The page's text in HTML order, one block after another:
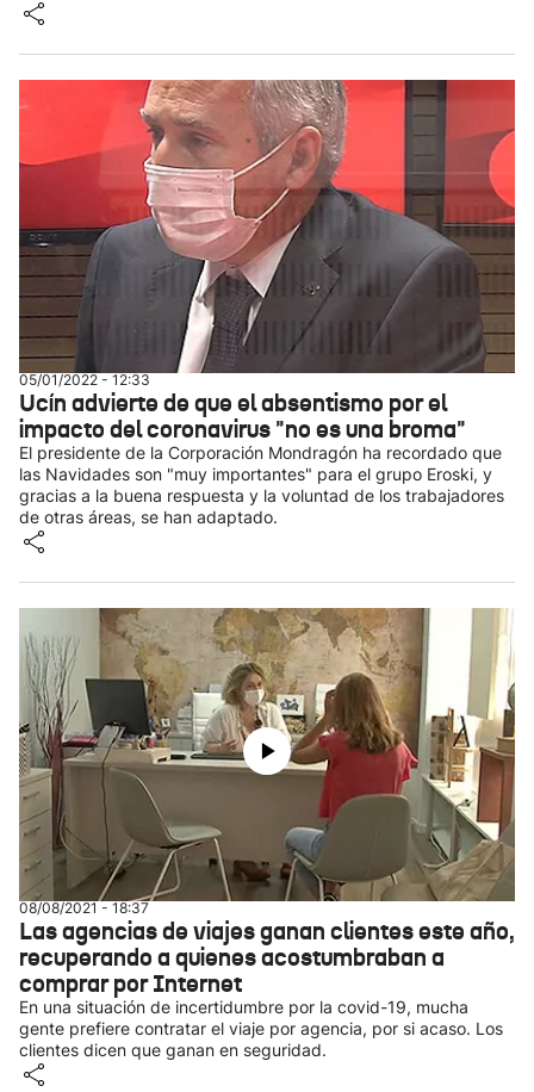
05/01/2022 - 12:33
Ucín advierte de que el absentismo por el
impacto del coronavirus "no es una broma"
El presidente de la Corporación Mondragón ha recordado que
las Navidades son "muy importantes" para el grupo Eroski, y
gracias a la buena respuesta y la voluntad de los trabajadores
de otras áreas, se han adaptado.
08/08/2021 - 18:37
Las agencias de viajes ganan clientes este año,
recuperando a quienes acostumbraban a
comprar por Internet
En una situación de incertidumbre por la covid-19, mucha
gente prefiere contratar el viaje por agencia, por si acaso. Los
clientes dicen que ganan en seguridad.